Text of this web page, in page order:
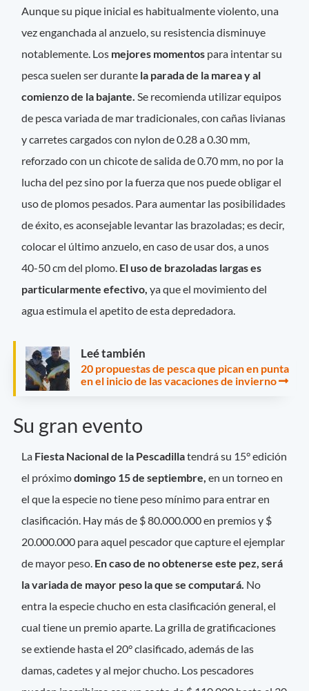
Aunque su pique inicial es habitualmente violento, una
vez enganchada al anzuelo, su resistencia disminuye
notablemente. Los mejores momentos para intentar su
pesca suelen ser durante la parada de la marea y al
comienzo de la bajante. Se recomienda utilizar equipos
de pesca variada de mar tradicionales, con cañas livianas
y carretes cargados con nylon de 0.28 a 0.30 mm,
reforzado con un chicote de salida de 0.70 mm, no por la
lucha del pez sino por la fuerza que nos puede obligar el
uso de plomos pesados. Para aumentar las posibilidades
de éxito, es aconsejable levantar las brazoladas; es decir,
colocar el último anzuelo, en caso de usar dos, a unos
40-50 cm del plomo. El uso de brazoladas largas es
particularmente efectivo,ya que el movimiento del
agua estimula el apetito de esta depredadora.
Leé también
20 propuestas de pesca que pican en punta
en el inicio de las vacaciones de invierno
Su gran evento
La Fiesta Nacional de la Pescadillatendrá su 15° edición
el próximodomingo 15 de septiembre, en un torneo en
el que la especie no tiene peso mínimo para entrar en
clasificación. Hay más de $ 80.000.000 en premios y $
20.000.000 para aquel pescador que capture el ejemplar
de mayor peso. En caso de no obtenerse este pez, será
la variada de mayor peso la que se computará. No
entra la especie chucho en esta clasificación general, el
cual tiene un premio aparte. La grilla de gratificaciones
se extiende hasta el 20° clasificado, además de las
damas, cadetes y al mejor chucho. Los pescadores